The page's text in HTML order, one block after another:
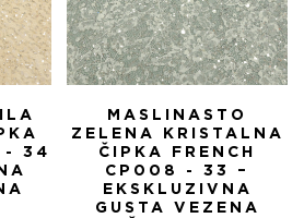
- 34
MASLINASTO
ZELENA KRISTALNA
ČIPKA FRENCH
CP008 - 33 –
EKSKLUZIVNA
GUSTA VEZENA